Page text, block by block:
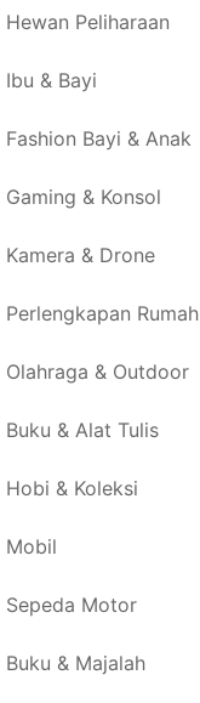
Hewan Peliharaan
Ibu & Bayi
Fashion Bayi & Anak
Gaming & Konsol
Kamera & Drone
Perlengkapan Rumah
Olahraga & Outdoor
Buku & Alat Tulis
Hobi & Koleksi
Mobil
Sepeda Motor
Buku & Majalah